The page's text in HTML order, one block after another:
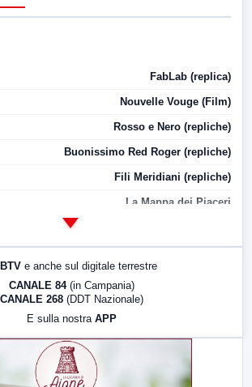
FabLab (replica)
Nouvelle Vouge (Film)
Rosso e Nero (repliche)
Buonissimo Red Roger (repliche)
Fili Meridiani (repliche)
La Mappa dei Piaceri
e anche sul digitale terrestre
CANALE 84 (in Campania)
CANALE 268 (DDT Nazionale)
E sulla nostra APP